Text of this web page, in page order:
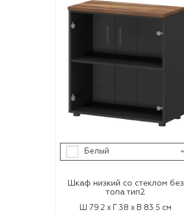
Белый
Шкаф низкий со стеклом без
топа тип2
Ш 79.2 x Г 38 x В 83.5 см